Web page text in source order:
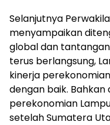
Selanjutnya
menyampaikan
global dan
terus berlangsung,
kinerja
dengan baik. Bahkan
perekonomian
setelah Sumatera